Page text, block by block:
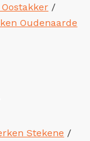
/
Oudenaarde
Stekene /